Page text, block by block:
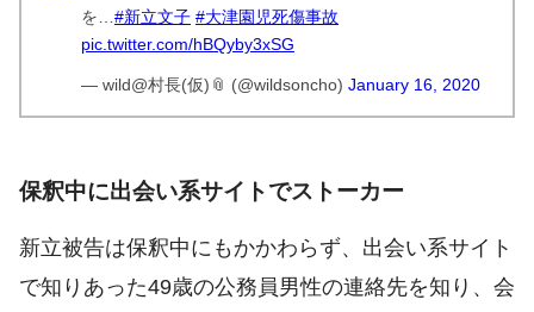
を… #新立文子 #大津園児死傷事故
pic.twitter.com/hBQyby3xSG
— wild@村長(仮)📎 (@wildsoncho) January 16, 2020
保釈中に出会い系サイトでストーカー
新立被告は保釈中にもかかわらず、出会い系サイト
で知りあった49歳の公務員男性の連絡先を知り、会